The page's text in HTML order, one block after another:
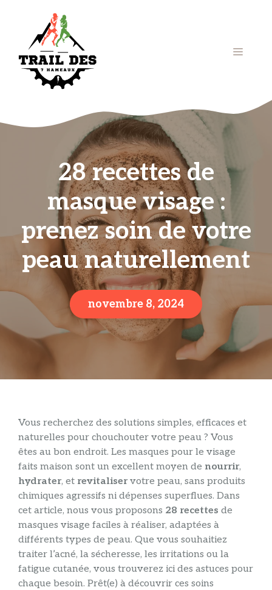
contenu
Menu
28 recettes de
masque visage :
prenez soin de votre
peau naturellement
novembre 8, 2024
Vous recherchez des solutions simples, efficaces et
naturelles pour chouchouter votre peau ? Vous
êtes au bon endroit. Les masques pour le visage
faits maison sont un excellent moyen de nourrir,
hydrater, et revitaliservotre peau, sans produits
chimiques agressifs ni dépenses superflues. Dans
cet article, nous vous proposons 28 recettes de
masques visage faciles à réaliser, adaptées à
différents types de peau. Que vous souhaitiez
traiter l’acné, la sécheresse, les irritations ou la
fatigue cutanée, vous trouverez ici des astuces pour
chaque besoin. Prêt(e) à découvrir ces soins